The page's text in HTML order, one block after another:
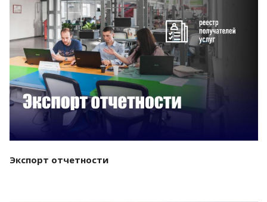
Смотреть проект
Экспорт отчетности